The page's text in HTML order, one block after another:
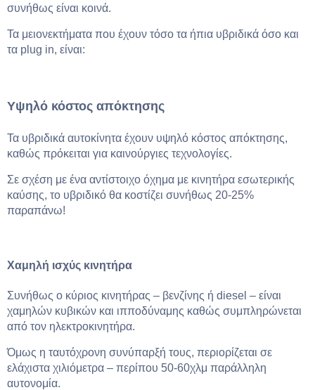
συνήθως είναι κοινά.
Τα μειονεκτήματα που έχουν τόσο τα ήπια υβριδικά όσο και
τα plug in, είναι:
Υψηλό κόστος απόκτησης
Τα υβριδικά αυτοκίνητα έχουν υψηλό κόστος απόκτησης,
καθώς πρόκειται για καινούργιες τεχνολογίες.
Σε σχέση με ένα αντίστοιχο όχημα με κινητήρα εσωτερικής
καύσης, το υβριδικό θα κοστίζει συνήθως 20-25%
παραπάνω!
Χαμηλή ισχύς κινητήρα
Συνήθως ο κύριος κινητήρας – βενζίνης ή diesel – είναι
χαμηλών κυβικών και ιπποδύναμης καθώς συμπληρώνεται
από τον ηλεκτροκινητήρα.
Όμως η ταυτόχρονη συνύπαρξή τους, περιορίζεται σε
ελάχιστα χιλιόμετρα – περίπου 50-60χλμ παράλληλη
αυτονομία.